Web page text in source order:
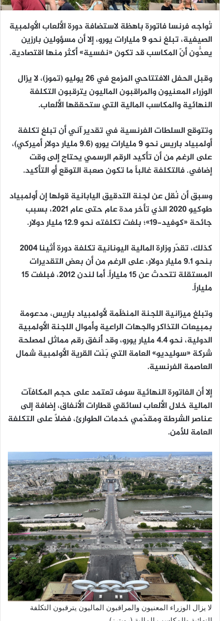
تُواجه فرنسا فاتورة باهظة لاستضافة دورة الألعاب الأولمبية
الصيفية، تبلغ نحو 9 مليارات يورو، إلا أن مسؤولين بارزين
يعدُّون أنّ المكاسب قد تكون «نفسية» أكثر منها اقتصادية.
وقبل الحفل الافتتاحي المزمع في 26 يوليو (تموز)، لا يزال
الوزراء المعنيون والمراقبون الماليون يترقبون التكلفة
النهائية والمكاسب المالية التي ستحققها الألعاب.
وتتوقع السلطات الفرنسية في تقدير آني أن تبلغ تكلفة
أولمبياد باريس نحو 9 مليارات يورو (9.6 مليار دولار أميركي)،
على الرغم من أن تأكيد الرقم الرسمي يحتاج إلى وقت
إضافي. فالتكلفة غالباً ما تكون صعبة التوقع أو التأكيد.
وسبق أن نُقل عن لجنة التدقيق اليابانية قولها إن أولمبياد
طوكيو 2020 الذي تأخر مدة عام حتى عام 2021، بسبب
جائحة «كوفيد-19»؛ بلغت تكلفته نحو 12.9 مليار دولار.
كذلك، تقدّر وزارة المالية اليونانية تكلفة دورة أثينا 2004
بنحو 9.1 مليار دولار، على الرغم من أن بعض التقديرات
المستقلة تتحدث عن 15 ملياراً. أما لندن 2012، فبلغت 15
ملياراً.
وتبلغ ميزانية اللجنة المنظّمة لأولمبياد باريس، مدعومة
بمبيعات التذاكر والجهات الراعية وأموال اللجنة الأولمبية
الدولية، نحو 4.4 مليار يورو، وقد أُنفق رقم مماثل لمصلحة
شركة «سوليديو» العامة التي بَنَت القرية الأولمبية شمال
العاصمة الفرنسية.
إلا أن الفاتورة النهائية سوف تعتمد على حجم المكافآت
المالية خلال الألعاب لسائقي قطارات الأنفاق، إضافة إلى
عناصر الشرطة ومقدّمي خدمات الطوارئ، فضلاً على التكلفة
العامة للأمن.
لا يزال الوزراء المعنيون والمراقبون الماليون يترقبون التكلفة